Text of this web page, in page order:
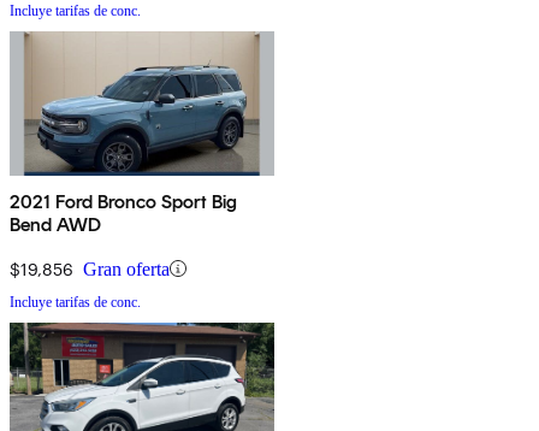
Incluye tarifas de conc.
2021 Ford Bronco Sport Big
Bend AWD
$19,856 Gran oferta
Incluye tarifas de conc.